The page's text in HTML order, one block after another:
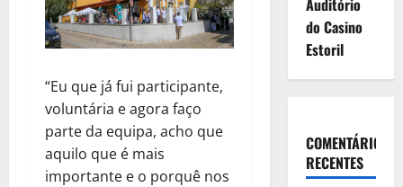
“Eu que já fui participante,
voluntária e agora faço
parte da equipa, acho que
aquilo que é mais
importante e o porquê nos
Auditório
do Casino
Estoril
COMENTÁRIOS
RECENTES